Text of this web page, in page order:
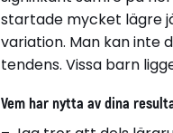
startade mycket lägre
variation. Man kan inte
tendens. Vissa barn
Vem har nytta av dina